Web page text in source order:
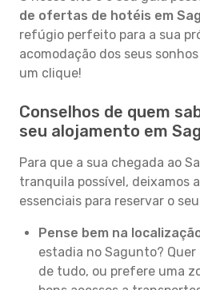
de ofertas de hotéis em
refúgio perfeito para a sua
acomodação dos seus
um clique!
Conselhos de quem
seu alojamento em
Para que a sua chegada ao
tranquila possível, deixamos
essenciais para reservar o
Pense bem na
estadia no Sagunto?
de tudo, ou prefere uma